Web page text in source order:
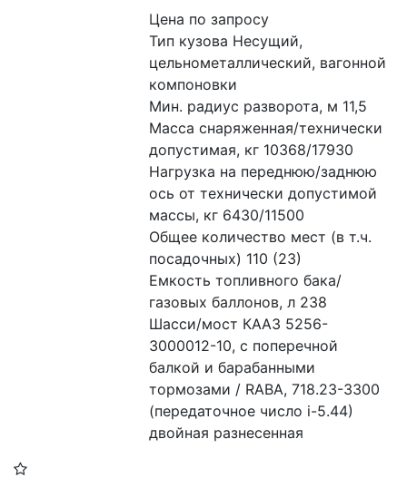
Цена по запросу
Тип кузова Несущий,
цельнометаллический, вагонной
компоновки
Мин. радиус разворота, м 11,5
Масса снаряженная/технически
допустимая, кг 10368/17930
Нагрузка на переднюю/заднюю
ось от технически допустимой
массы, кг 6430/11500
Общее количество мест (в т.ч.
посадочных) 110 (23)
Емкость топливного бака/
газовых баллонов, л 238
Шасси/мост КААЗ 5256-
3000012-10, с поперечной
балкой и барабанными
тормозами / RABA, 718.23-3300
(передаточное число i-5.44)
двойная разнесенная